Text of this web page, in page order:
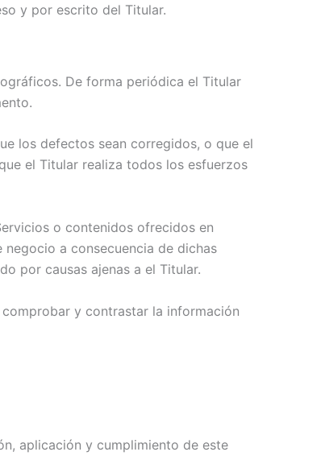
y por escrito del Titular.
De forma periódica el Titular
los defectos sean corregidos, o que el
el Titular realiza todos los esfuerzos
o contenidos ofrecidos en
a consecuencia de dichas
por causas ajenas a el Titular.
y contrastar la información
aplicación y cumplimiento de este